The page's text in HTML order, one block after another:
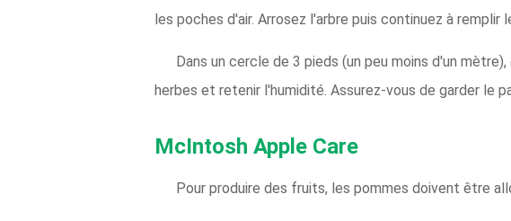
les poches d'air. Arrosez l'arbre puis continuez à
Dans un cercle de 3 pieds (un peu moins d'un
herbes et retenir l'humidité. Assurez-vous de garder le
McIntosh Apple Care
Pour produire des fruits, les pommes doivent être